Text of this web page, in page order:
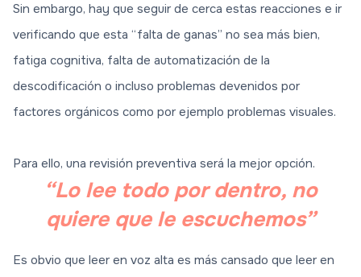
Sin embargo, hay que seguir de cerca estas reacciones e ir
verificando que esta “falta de ganas” no sea más bien,
fatiga cognitiva, falta de automatización de la
descodificación o incluso problemas devenidos por
factores orgánicos como por ejemplo problemas visuales.
Para ello, una revisión preventiva será la mejor opción.
“Lo lee todo por dentro, no
quiere que le escuchemos”
Es obvio que leer en voz alta es más cansado que leer en